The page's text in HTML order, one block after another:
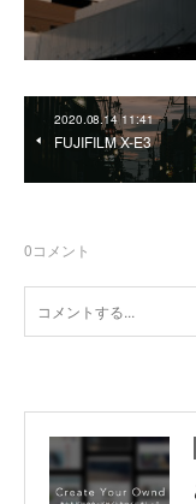
2020.08.14 11:41
FUJIFILM X-E3
0コメント